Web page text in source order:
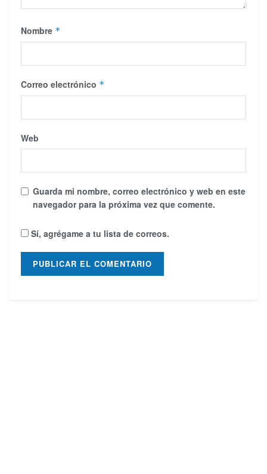
Nombre *
Correo electrónico *
Web
Guarda mi nombre, correo electrónico y web en este
navegador para la próxima vez que comente.
Sí, agrégame a tu lista de correos.